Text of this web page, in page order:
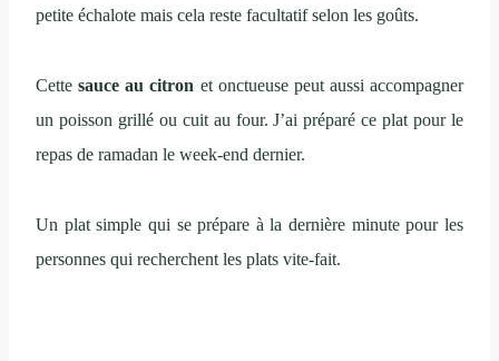
petite échalote mais cela reste facultatif selon les goûts.
Cettesauce au citron et onctueuse peut aussi accompagner
un poisson grillé ou cuit au four. J’ai préparé ce plat pour le
repas de ramadan le week-end dernier.
Un plat simple qui se prépare à la dernière minute pour les
personnes qui recherchent les plats vite-fait.